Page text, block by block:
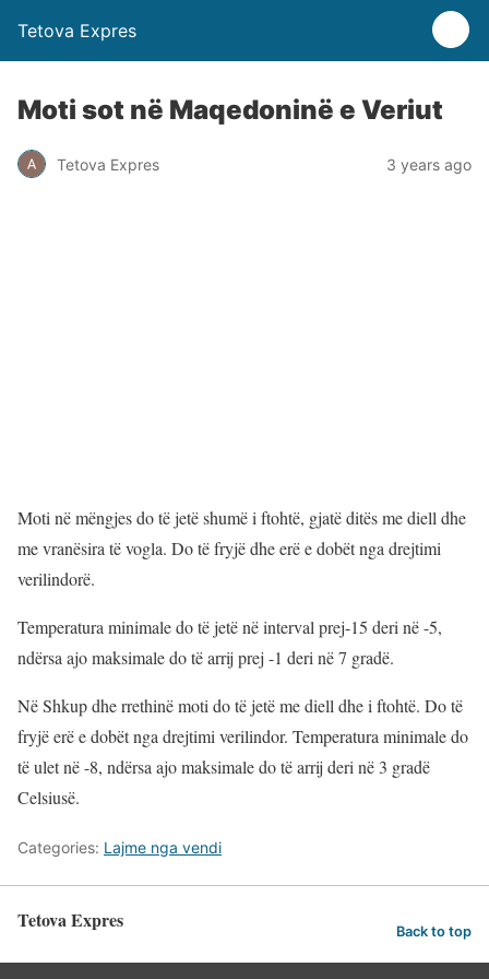
Tetova Expres
Moti sot në Maqedoninë e Veriut
Tetova Expres 3 years ago
Moti në mëngjes do të jetë shumë i ftohtë, gjatë ditës me diell dhe
me vranësira të vogla. Do të fryjë dhe erë e dobët nga drejtimi
verilindorë.
Temperatura minimale do të jetë në interval prej-15 deri në -5,
ndërsa ajo maksimale do të arrij prej -1 deri në 7 gradë.
Në Shkup dhe rrethinë moti do të jetë me diell dhe i ftohtë. Do të
fryjë erë e dobët nga drejtimi verilindor. Temperatura minimale do
të ulet në -8, ndërsa ajo maksimale do të arrij deri në 3 gradë
Celsiusë.
Categories: Lajme nga vendi
Tetova Expres Back to top